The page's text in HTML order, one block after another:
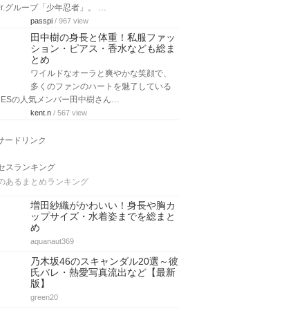
グループ「少年忍者」。 …
passpi / 967 view
田中樹の身長と体重！私服ファッ
ション・ピアス・香水なども総ま
とめ
ワイルドなオーラと爽やかな笑顔で、
多くのファンのハートを魅了している
の人気メンバー田中樹さん…
kent.n / 567 view
ードリンク
スランキング
あるまとめランキング
増田紗織がかわいい！身長や胸カ
ップサイズ・水着姿までを総まと
め
aquanaut369
乃木坂46のスキャンダル20選～彼
氏バレ・熱愛写真流出など【最新
版】
green20